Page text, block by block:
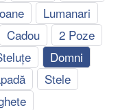
Lumanari
Cadou
2 Poze
Domni
Stele